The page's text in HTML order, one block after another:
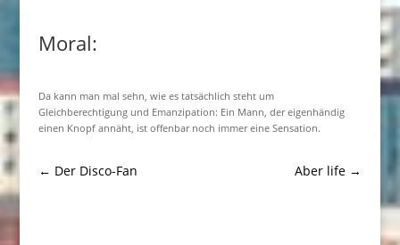
Moral:
Da kann man mal sehn, wie es tatsächlich steht um
Gleichberechtigung und Emanzipation: Ein Mann, der eigenhändig
einen Knopf annäht, ist offenbar noch immer eine Sensation.
← Der Disco-Fan Aber life →